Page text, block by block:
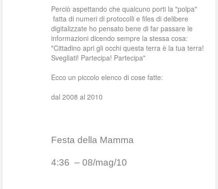
Perciò aspettando che qualcuno porti la "polpa"
fatta di numeri di protocolli e files di delibere
digitalizzate ho pensato bene di far passare le
informazioni dicendo sempre la stessa cosa:
"Cittadino apri gli occhi questa terra è la tua terra!
Svegliati! Partecipa! Partecipa"
Ecco un piccolo elenco di cose fatte:
dal 2008 al 2010
Festa della Mamma
4:36 – 08/mag/10